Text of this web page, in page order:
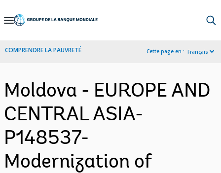
Skip
Navigation
COMPRENDRE LA PAUVRETÉ Cette page en : Français
Moldova - EUROPE AND
CENTRAL ASIA-
P148537-
Modernization of